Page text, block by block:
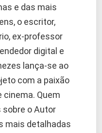
e das mais
o escritor,
ex-professor
digital e
lança-se ao
com a paixão
cinema. Quem
sobre o Autor
mais detalhadas